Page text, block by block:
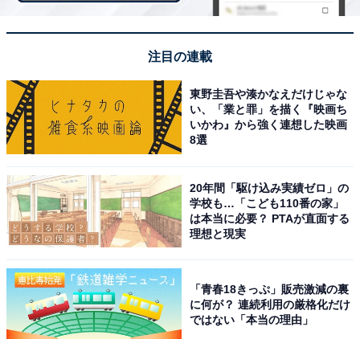
1章：チャーリー・ブラウンとルーシー・ヴァンペルト
4章：でも、恋する女の子
5章：スヌーピーとルーシー
6章：自分を生きよう、どこまでも
6つの展示コーナーでルーシーの個性が分かりやすく表
現されているので、彼女のさまざまな側面を1つ1つより
強く感じられます。
も、コミックのシーンや解説をじっくり読むうちに、
「ぶれない」「偽りない」「自信がある」人物としてど
んどんチャーミングに思えてくる企画展です。
注目の連載
東野圭吾や湊かなえだけじゃな
い、「業と罪」を描く『映画ち
いかわ』から強く連想した映画
8選
20年間「駆け込み実績ゼロ」の
学校も…「こども110番の家」
は本当に必要？ PTAが直面する
理想と現実
「青春18きっぷ」販売激減の裏
に何が？ 連続利用の厳格化だけ
ではない「本当の理由」